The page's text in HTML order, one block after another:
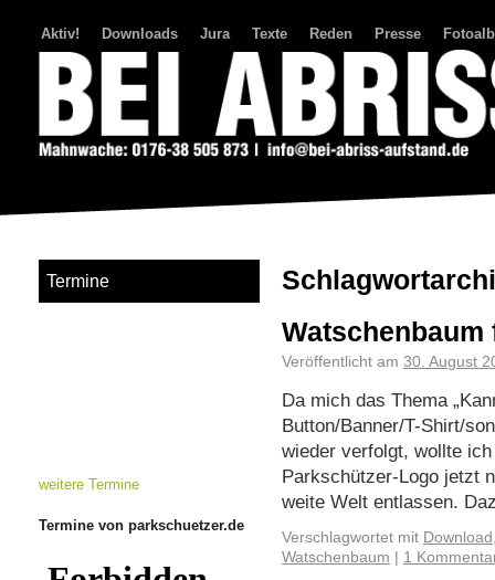
Aktiv! Downloads Jura Texte Reden Presse
Watschenbaum
Veröffentlicht am 30. August
Da mich das Thema
Button/Banner/T-Shirt/
wieder verfolgt, wollte
Parkschützer-Logo jetzt
weite Welt entlassen.
Verschlagwortet mit Download
Watschenbaum
1
Termine
weitere Termine
Termine von parkschuetzer.de